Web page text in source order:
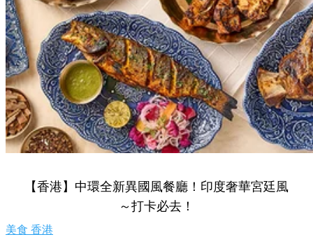
【香港】中環全新異國風餐廳！印度奢華宮廷風
～打卡必去！
美食 香港